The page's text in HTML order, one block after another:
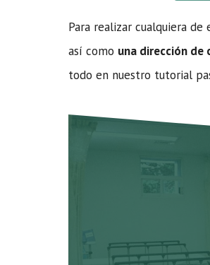
Para realizar cualquiera
así como una dirección
todo en nuestro tutorial